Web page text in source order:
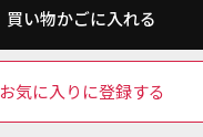
買い物かごに入れる
お気に入りに登録する